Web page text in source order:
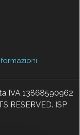
IVA 13868590962
RESERVED. ISP